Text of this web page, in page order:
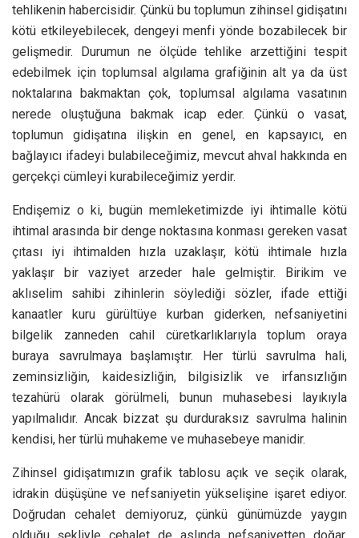
tehlikenin habercisidir. Çünkü bu toplumun zihinsel gidişatını
kötü etkileyebilecek, dengeyi menfi yönde bozabilecek bir
gelişmedir. Durumun ne ölçüde tehlike arzettiğini tespit
edebilmek için toplumsal algılama grafiğinin alt ya da üst
noktalarına bakmaktan çok, toplumsal algılama vasatının
nerede oluştuğuna bakmak icap eder. Çünkü o vasat,
toplumun gidişatına ilişkin en genel, en kapsayıcı, en
bağlayıcı ifadeyi bulabileceğimiz, mevcut ahval hakkında en
gerçekçi cümleyi kurabileceğimiz yerdir.
Endişemiz o ki, bugün memleketimizde iyi ihtimalle kötü
ihtimal arasında bir denge noktasına konması gereken vasat
çıtası iyi ihtimalden hızla uzaklaşır, kötü ihtimale hızla
yaklaşır bir vaziyet arzeder hale gelmiştir. Birikim ve
aklıselim sahibi zihinlerin söylediği sözler, ifade ettiği
kanaatler kuru gürültüye kurban giderken, nefsaniyetini
bilgelik zanneden cahil cüretkarlıklarıyla toplum oraya
buraya savrulmaya başlamıştır. Her türlü savrulma hali,
zeminsizliğin, kaidesizliğin, bilgisizlik ve irfansızlığın
tezahürü olarak görülmeli, bunun muhasebesi layıkıyla
yapılmalıdır. Ancak bizzat şu durduraksız savrulma halinin
kendisi, her türlü muhakeme ve muhasebeye manidir.
Zihinsel gidişatımızın grafik tablosu açık ve seçik olarak,
idrakin düşüşüne ve nefsaniyetin yükselişine işaret ediyor.
Doğrudan cehalet demiyoruz, çünkü günümüzde yaygın
olduğu şekliyle cehalet de aslında nefsaniyetten doğar.